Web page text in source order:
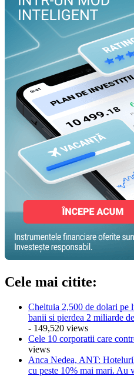
Cele mai citite:
Cheltuia 2,500 de dolari pe
banii si pierdea 2 miliarde
- 149,520 views
Cele 10 corporatii care
views
Anca Nedea, ANT:
cu peste 10% mai mari. Au